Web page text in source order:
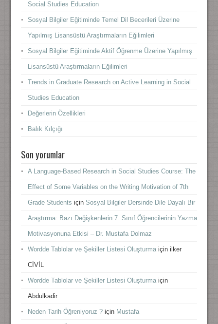
Social Studies Education
Sosyal Bilgiler Eğitiminde Temel Dil Becerileri Üzerine
Yapılmış Lisansüstü Araştırmaların Eğilimleri
Sosyal Bilgiler Eğitiminde Aktif Öğrenme Üzerine Yapılmış
Lisansüstü Araştırmaların Eğilimleri
Trends in Graduate Research on Active Learning in Social
Studies Education
Değerlerin Özellikleri
Balık Kılçığı
Son yorumlar
A Language-Based Research in Social Studies Course: The
Effect of Some Variables on the Writing Motivation of 7th
Grade Students için Sosyal Bilgiler Dersinde Dile Dayalı Bir
Araştırma: Bazı Değişkenlerin 7. Sınıf Öğrencilerinin Yazma
Motivasyonuna Etkisi – Dr. Mustafa Dolmaz
Wordde Tablolar ve Şekiller Listesi Oluşturmaiçin ilker
CİVİL
Wordde Tablolar ve Şekiller Listesi Oluşturmaiçin
Abdulkadir
Neden Tarih Öğreniyoruz ?için Mustafa